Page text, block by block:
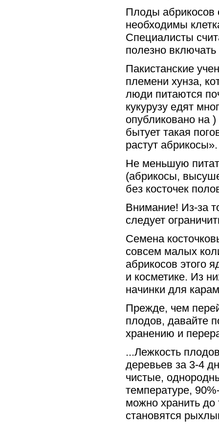
Плоды абрикосов
необходимы
Специалисты
полезно
Пакистанские
племени хунза,
люди питаются
кукурузу едят
опубликовано на
бытует такая
растут
Не меньшую
(абрикосы,
без косточек
Внимание! Из-за
следует
Семена
совсем малых
абрикосов этого
и косметике. Из
начинки для
Прежде, чем
плодов, давайте
хранению и
...Лежкость
деревьев за 3-4
чистые,
температуре,
можно хранить
становятся